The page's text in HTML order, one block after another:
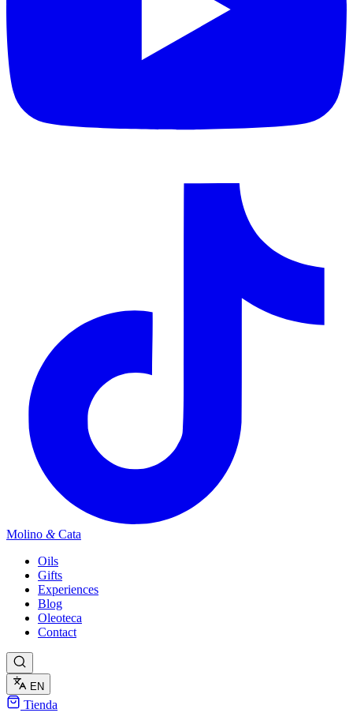
Molino &Cata
Oils
Gifts
Experiences
Blog
Oleoteca
Contact
EN
Tienda